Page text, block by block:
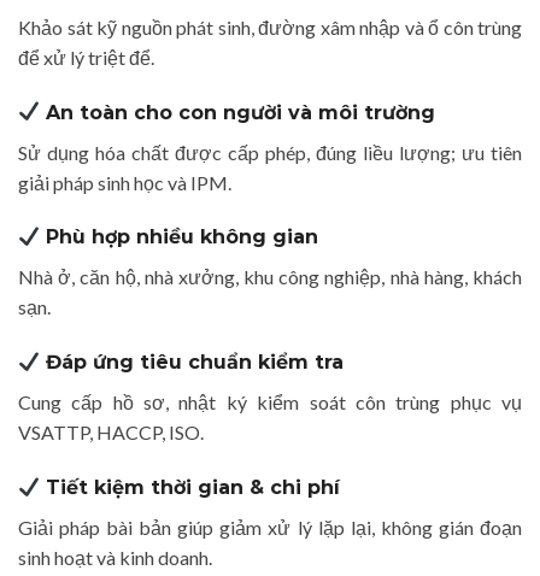
Khảo sát kỹ nguồn phát sinh, đường xâm nhập và ổ côn trùng
để xử lý triệt để.
An toàn cho con người và môi trường
Sử dụng hóa chất được cấp phép, đúng liều lượng; ưu tiên
giải pháp sinh học và IPM.
Phù hợp nhiều không gian
Nhà ở, căn hộ, nhà xưởng, khu công nghiệp, nhà hàng, khách
sạn.
Đáp ứng tiêu chuẩn kiểm tra
Cung cấp hồ sơ, nhật ký kiểm soát côn trùng phục vụ
VSATTP, HACCP, ISO.
Tiết kiệm thời gian & chi phí
Giải pháp bài bản giúp giảm xử lý lặp lại, không gián đoạn
sinh hoạt và kinh doanh.